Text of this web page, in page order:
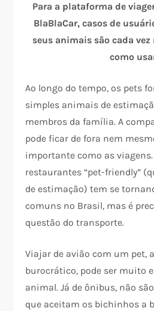
Para a plataforma de
BlaBlaCar, casos de
seus animais são cada
como
Ao longo do tempo, os pets
simples animais de
membros da família. A
pode ficar de fora nem
importante como as
restaurantes “pet-friendly”
de estimação) tem se
comuns no Brasil, mas é
questão do transporte.
Viajar de avião com um pet,
burocrático, pode ser muito
animal. Já de ônibus, não
que aceitam os bichinhos a